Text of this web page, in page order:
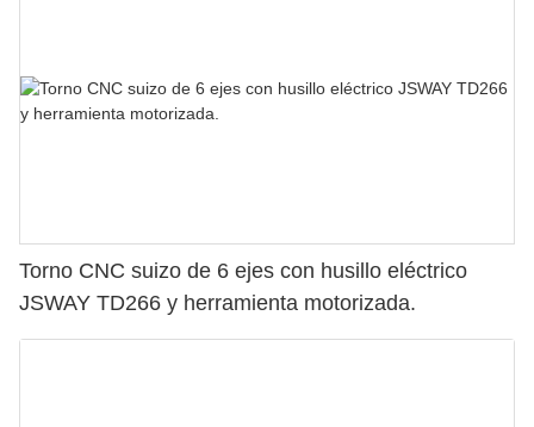
Torno CNC suizo de 6 ejes con husillo eléctrico
JSWAY TD266 y herramienta motorizada.